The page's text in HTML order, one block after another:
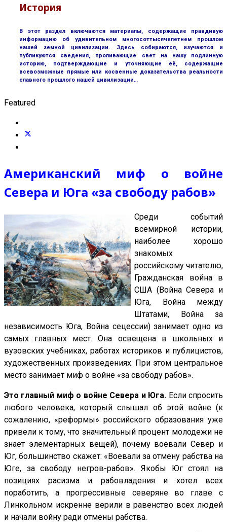
История
В этот раздел включаются материалы, содержащие правдивую
информацию об удивительном многосоттысячелетнем прошлом
нашей земной цивилизации. Здесь собираются, изучаются и
публикуются сведения, проливающие свет на нашу подлинную
историю, подтверждающие и уточняющие её, содержащие
всевозможные прямые или косвенные доказательства реальности
славного прошлого нашей цивилизации…
Featured
Американский миф о войне
Севера и Юга «за свободу рабов»
Среди событий
всемирной истории,
наиболее хорошо
знакомых
российскому читателю,
Гражданская война в
США (Война Севера и
Юга, Война между
Штатами, Война за
независимость Юга, Война сецессии) занимает одно из
самых главных мест. Она освещена в школьных и
вузовских учебниках, работах историков и публицистов,
художественных произведениях. При этом центральное
место занимает миф о войне «за свободу рабов».
Это главный миф о войне Севера и Юга. Если спросить
любого человека, который слышал об этой войне (к
сожалению, «реформы» российского образования уже
привели к тому, что значительный процент молодежи не
знает элементарных вещей), почему воевали Север и
Юг, большинство скажет: «Воевали за отмену рабства на
Юге, за свободу негров-рабов». Якобы Юг стоял на
позициях расизма и рабовладения и хотел всех
поработить, а прогрессивные северяне во главе с
Линкольном искренне верили в равенство всех людей
и начали войну ради отмены рабства.